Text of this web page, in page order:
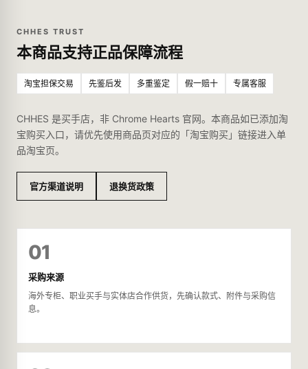
CHHES TRUST
本商品支持正品保障流程
淘宝担保交易 先鉴后发 多重鉴定 假一赔十 专属客服
CHHES 是买手店，非 Chrome Hearts 官网。本商品如已添加淘
宝购买入口，请优先使用商品页对应的「淘宝购买」链接进入单
品淘宝页。
官方渠道说明 退换货政策
01
采购来源
海外专柜、职业买手与实体店合作供货，先确认款式、附件与采购信
息。